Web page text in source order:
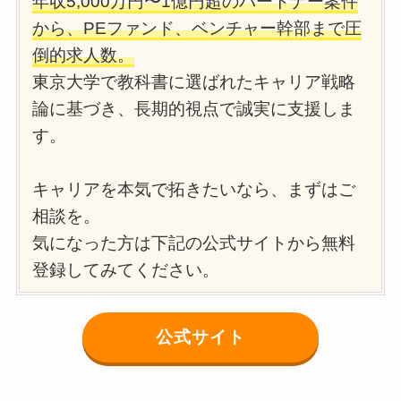
から、PEファンド、ベンチャー幹部まで圧
倒的求人数。
東京大学で教科書に選ばれたキャリア戦略
論に基づき、長期的視点で誠実に支援しま
す。
キャリアを本気で拓きたいなら、まずはご
相談を。
気になった方は下記の公式サイトから無料
登録してみてください。
公式サイト